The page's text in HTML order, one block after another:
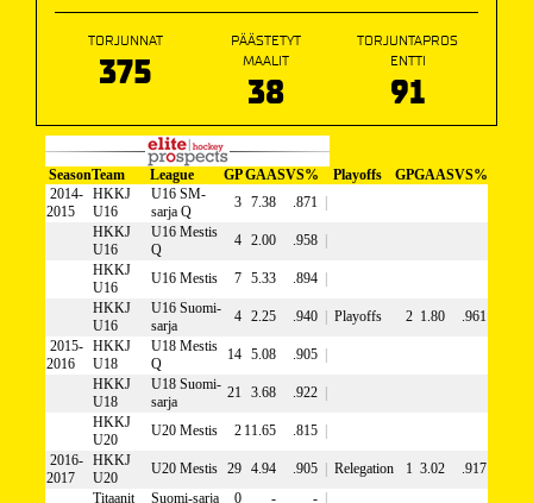
TORJUNNAT
375
PÄÄSTETYT
MAALIT
38
TORJUNTAPROS
ENTTI
91